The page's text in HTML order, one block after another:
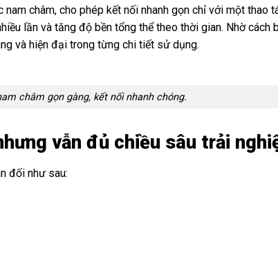
châm, cho phép kết nối nhanh gọn chỉ với một thao
lần và tăng độ bền tổng thể theo thời gian. Nhờ cách
và hiện đại trong từng chi tiết sử dụng.
châm gọn gàng, kết nối nhanh chóng.
vẫn đủ chiều sâu trải
đối như sau: